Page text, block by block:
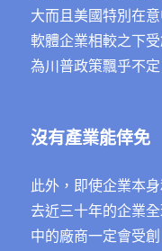
大而且美國特別在
軟體企業相較之下
為川普政策飄乎不
沒有產業能倖免
此外，即使企業本
去近三十年的企業
中的廠商一定會受